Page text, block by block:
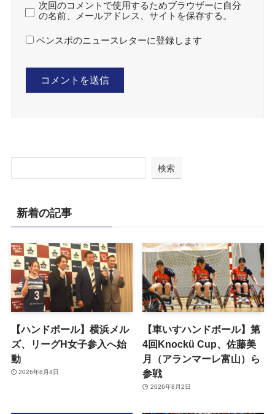
次回のコメントで使用するためブラウザーに自分
の名前、メールアドレス、サイトを保存する。
ペンスポのニュースレターに登録します
検索
新着の記事
【ハンドボール】横浜メル
ズ、リーグH女子参入へ始
動
2026年8月4日
【車いすハンドボール】第
4回Knockü Cup、佐藤美
月（アランマーレ富山）ら
参戦
2026年8月2日